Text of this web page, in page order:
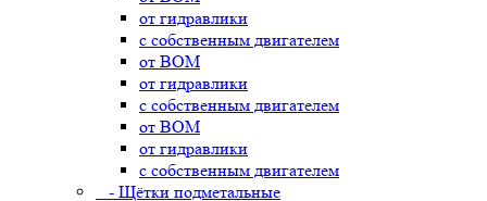
от гидравлики
с собственным двигателем
от ВОМ
от гидравлики
с собственным двигателем
от ВОМ
от гидравлики
с собственным двигателем
- Щётки подметальные